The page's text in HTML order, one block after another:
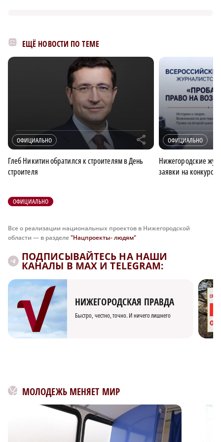
ЕЩЁ НОВОСТИ ПО ТЕМЕ
ОФИЦИАЛЬНО r
Глеб Никитин обратился к строителям в День
строителя
ОФИЦИАЛЬНО
Нижегородские
заявки на конкурс
ОФИЦИАЛЬНО
Все о реализации национальных проектов в Нижегородской
области — в разделе"Нацпроекты- людям"
ПОДПИСЫВАЙТЕСЬ НА НАШИ
КАНАЛЫ В MAX И TELEGRAM:
НИЖЕГОРОДСКАЯ ПРАВДА
Быстро, честно, точно. И ничего лишнего
МОЛОДЕЖЬ МЕНЯЕТ МИР